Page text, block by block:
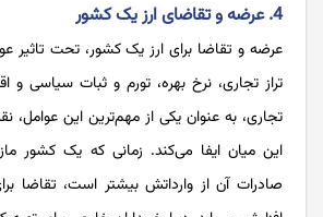
4. عرضه و تقاضای ارز یک کشور
عرضه و تقاضا برای ارز یک کشور، تحت تاثیر
تراز تجاری، نرخ بهره، تورم و ثبات سیاسی و
تجاری، به عنوان یکی از مهم‌ترین این عوامل،
این میان ایفا می‌کند. زمانی که یک کشور
صادرات آن از وارداتش بیشتر است، تقاضا